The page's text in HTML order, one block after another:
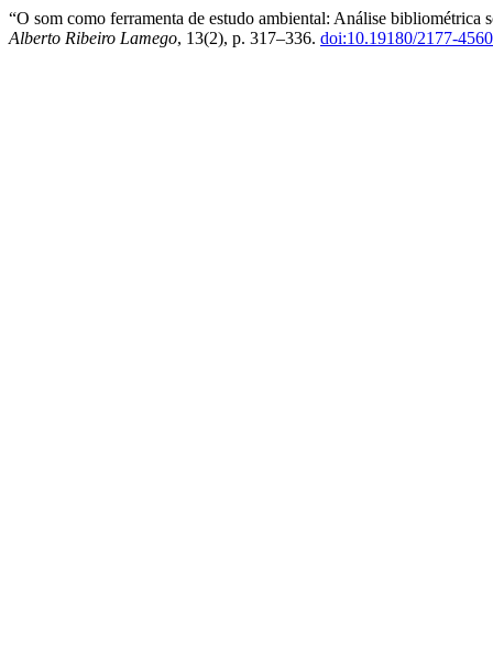
“O som como ferramenta de estudo ambiental: Análise bibliométrica
Alberto Ribeiro Lamego, 13(2), p. 317–336. doi:10.19180/2177-